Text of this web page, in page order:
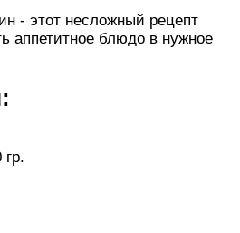
- этот несложный рецепт
аппетитное блюдо в нужное